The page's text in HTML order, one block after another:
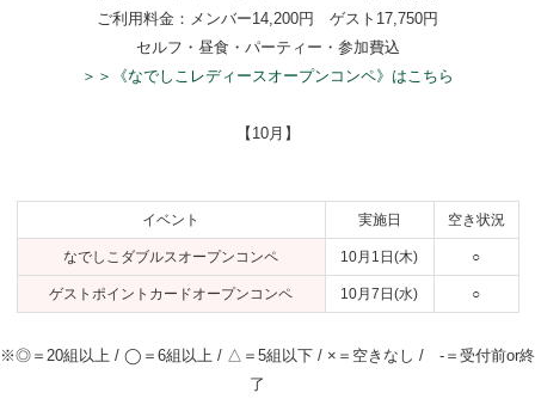
ご利用料金：メンバー14,200円 ゲスト17,750円
セルフ・昼食・パーティー・参加費込
＞＞《なでしこレディースオープンコンペ》はこちら
【10月】
イベント 実施日 空き状況
なでしこダブルスオープンコンペ 10月1日(木) ○
ゲストポイントカードオープンコンペ 10月7日(水) ○
※◎＝20組以上 / ◯＝6組以上 / △＝5組以下 / ×＝空きなし / -＝受付前or終
了